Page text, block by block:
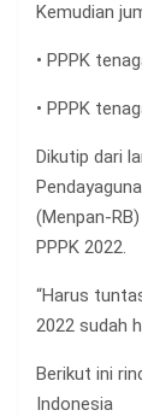
Kemudian
• PPPK
• PPPK
Dikutip dari
(Menpan-
PPPK 2022.
“Harus
2022 sudah
Berikut ini
Indonesia